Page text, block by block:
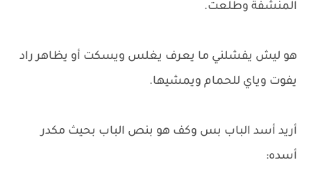
المنشفة وطلعت.
هو ليش يفشلني ما يعرف يغلس ويسكت أو يظاهر راد
يفوت وياي للحمام ويمشيها.
أريد أسد الباب بس وكف هو بنص الباب بحيث مكدر
أسده: